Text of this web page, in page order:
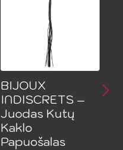
BIJOUX
INDISCRETS –
Juodas Kutų
Kaklo
Papuošalas